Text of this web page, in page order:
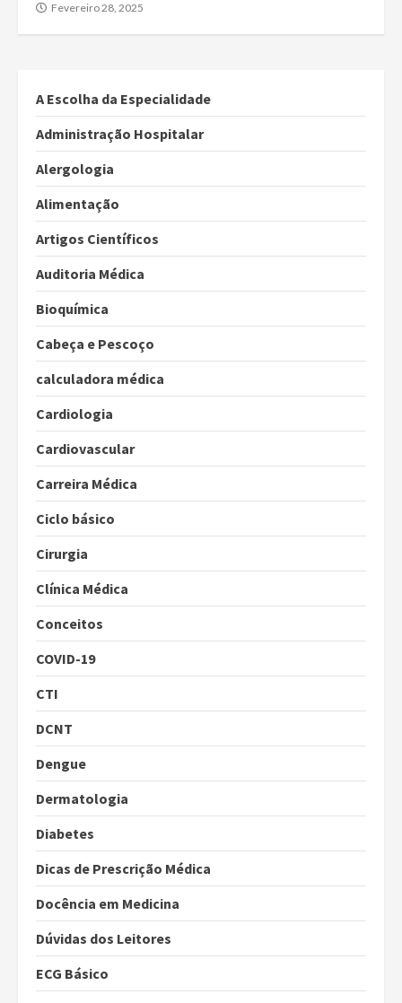
Fevereiro 28, 2025
A Escolha da Especialidade
Administração Hospitalar
Alergologia
Alimentação
Artigos Científicos
Auditoria Médica
Bioquímica
Cabeça e Pescoço
calculadora médica
Cardiologia
Cardiovascular
Carreira Médica
Ciclo básico
Cirurgia
Clínica Médica
Conceitos
COVID-19
CTI
DCNT
Dengue
Dermatologia
Diabetes
Dicas de Prescrição Médica
Docência em Medicina
Dúvidas dos Leitores
ECG Básico